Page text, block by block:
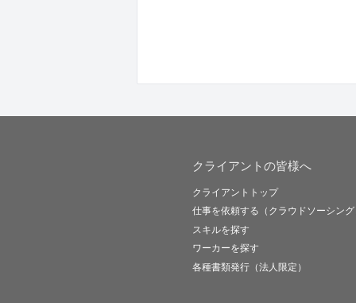
クライアントの皆様へ
クライアントトップ
仕事を依頼する（クラウドソーシング
スキルを探す
ワーカーを探す
各種書類発行（法人限定）